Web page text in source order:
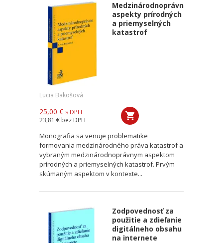
Medzinárodnoprávne
aspekty prírodných
a priemyselných
katastrof
Lucia Bakošová
25,00 € s DPH
23,81 € bez DPH
Monografia sa venuje problematike
formovania medzinárodného práva katastrof a
vybraným medzinárodnoprávnym aspektom
prírodných a priemyselných katastrof. Prvým
skúmaným aspektom v kontexte...
Zodpovednosť za
použitie a zdieľanie
digitálneho obsahu
na internete